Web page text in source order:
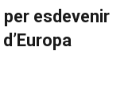
esdevenir